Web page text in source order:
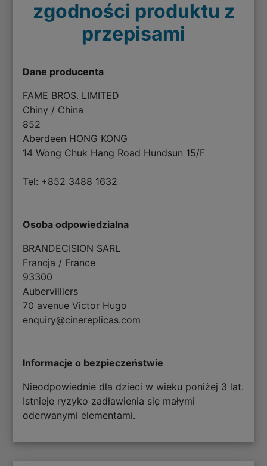
zgodności produktu z
przepisami
Dane producenta
FAME BROS. LIMITED
Chiny / China
852
Aberdeen HONG KONG
14 Wong Chuk Hang Road Hundsun 15/F
Tel: +852 3488 1632
Osoba odpowiedzialna
BRANDECISION SARL
Francja / France
93300
Aubervilliers
70 avenue Victor Hugo
enquiry@cinereplicas.com
Informacje o bezpieczeństwie
Nieodpowiednie dla dzieci w wieku poniżej 3 lat.
Istnieje ryzyko zadławienia się małymi
oderwanymi elementami.